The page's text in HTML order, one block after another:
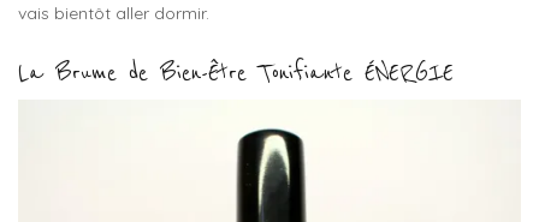
vais bientôt aller dormir.
La Brume de Bien-Être Tonifiante ÉNERGIE